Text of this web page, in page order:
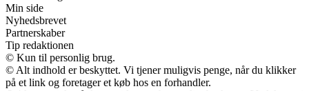
Min side
Nyhedsbrevet
Partnerskaber
Tip redaktionen
© Kun til personlig brug.
© Alt indhold er beskyttet. Vi tjener muligvis penge, når du klikker
på et link og foretager et køb hos en forhandler.